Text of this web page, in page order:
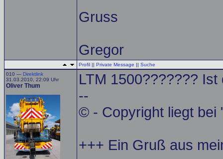
Gruss
Gregor
Profil || Private Message || Suche
010 — Direktlink
31.03.2010, 22:09 Uhr
Oliver Thum
LTM 1500???????
--
© - Copyright liegt bei
+++ Ein Gruß aus